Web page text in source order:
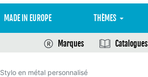
MADE IN EUROPE THÈMES
Marques Catalogues
Stylo en métal personnalisé